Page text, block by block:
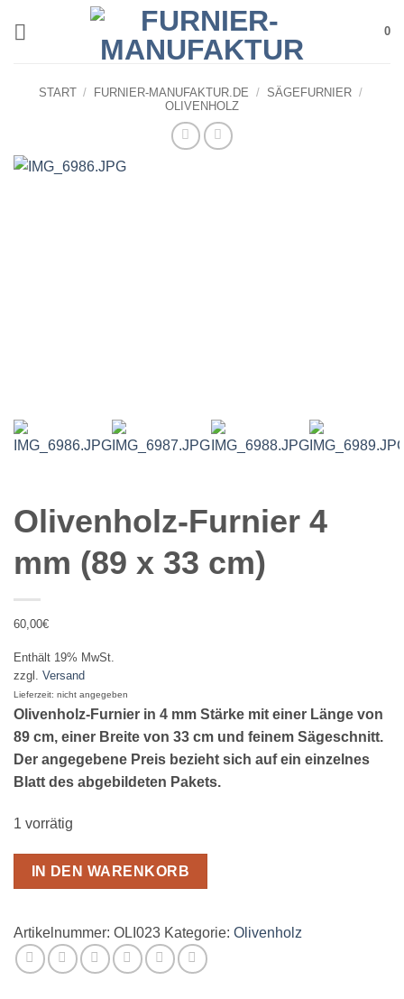
0
START / FURNIER-MANUFAKTUR.DE / SÄGEFURNIER /
OLIVENHOLZ
Olivenholz-Furnier 4
mm (89 x 33 cm)
60,00€
Enthält 19% MwSt.
zzgl. Versand
Lieferzeit: nicht angegeben
Olivenholz-Furnier in 4 mm Stärke mit einer Länge von
89 cm, einer Breite von 33 cm und feinem Sägeschnitt.
Der angegebene Preis bezieht sich auf ein einzelnes
Blatt des abgebildeten Pakets.
1 vorrätig
IN DEN WARENKORB
Artikelnummer: OLI023 Kategorie: Olivenholz